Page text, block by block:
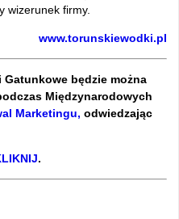
wizerunek firmy.
www.torunskiewodki.pl
będzie można
Międzynarodowych
Marketingu, odwiedzając
.